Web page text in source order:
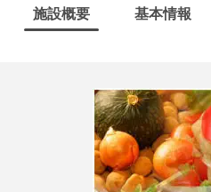
施設概要 基本情報